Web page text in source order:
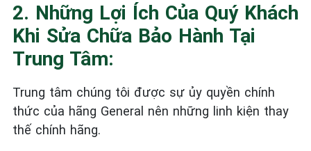
2. Những Lợi Ích Của Quý Khách
Khi Sửa Chữa Bảo Hành Tại
Trung Tâm:
Trung tâm chúng tôi được sự ủy quyền chính
thức của hãng General nên những linh kiện thay
thế chính hãng.